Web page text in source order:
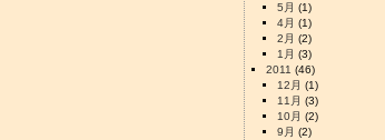
5月 (1)
4月 (1)
2月 (2)
1月 (3)
2011 (46)
12月 (1)
11月 (3)
10月 (2)
9月 (2)